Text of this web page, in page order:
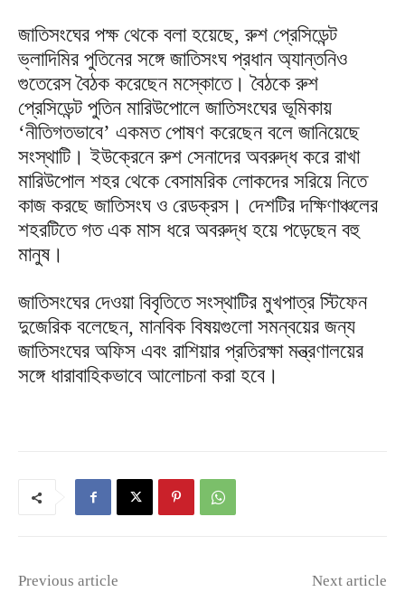
জাতিসংঘের পক্ষ থেকে বলা হয়েছে, রুশ প্রেসিডেন্ট
ভ্লাদিমির পুতিনের সঙ্গে জাতিসংঘ প্রধান অ্যান্তনিও
গুতেরেস বৈঠক করেছেন মস্কোতে। বৈঠকে রুশ
প্রেসিডেন্ট পুতিন মারিউপোলে জাতিসংঘের ভূমিকায়
‘নীতিগতভাবে’ একমত পোষণ করেছেন বলে জানিয়েছে
সংস্থাটি। ইউক্রেনে রুশ সেনাদের অবরুদ্ধ করে রাখা
মারিউপোল শহর থেকে বেসামরিক লোকদের সরিয়ে নিতে
কাজ করছে জাতিসংঘ ও রেডক্রস। দেশটির দক্ষিণাঞ্চলের
শহরটিতে গত এক মাস ধরে অবরুদ্ধ হয়ে পড়েছেন বহু
মানুষ।
জাতিসংঘের দেওয়া বিবৃতিতে সংস্থাটির মুখপাত্র স্টিফেন
দুজেরিক বলেছেন, মানবিক বিষয়গুলো সমন্বয়ের জন্য
জাতিসংঘের অফিস এবং রাশিয়ার প্রতিরক্ষা মন্ত্রণালয়ের
সঙ্গে ধারাবাহিকভাবে আলোচনা করা হবে।
Previous article Next article